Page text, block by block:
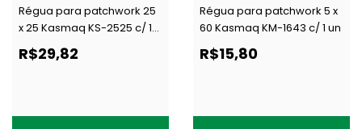
Régua para patchwork 25
x 25 Kasmaq KS-2525 c/ 1
R$29,82
Régua para patchwork 5 x
60 Kasmaq KM-1643 c/ 1 un
R$15,80